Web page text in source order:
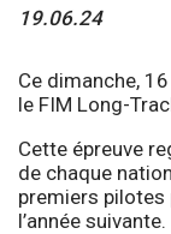
19.06.24
Ce dimanche,
le FIM Long-
Cette épreuve
de chaque
premiers pilotes
l’année suivante.